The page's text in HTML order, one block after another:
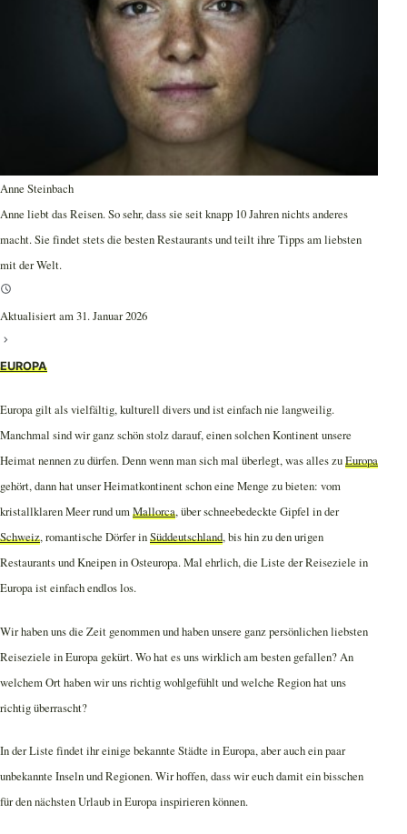
Anne Steinbach
Anne liebt das Reisen. So sehr, dass sie seit knapp 10 Jahren nichts anderes
macht. Sie findet stets die besten Restaurants und teilt ihre Tipps am liebsten
mit der Welt.
Aktualisiert am 31. Januar 2026
EUROPA
Europa gilt als vielfältig, kulturell divers und ist einfach nie langweilig.
Manchmal sind wir ganz schön stolz darauf, einen solchen Kontinent unsere
Heimat nennen zu dürfen. Denn wenn man sich mal überlegt, was alles zuEuropa
gehört, dann hat unser Heimatkontinent schon eine Menge zu bieten: vom
kristallklaren Meer rund umMallorca, über schneebedeckte Gipfel in der
Schweiz, romantische Dörfer inSüddeutschland, bis hin zu den urigen
Restaurants und Kneipen in Osteuropa. Mal ehrlich, die Liste der Reiseziele in
Europa ist einfach endlos los.
Wir haben uns die Zeit genommen und haben unsere ganz persönlichen liebsten
Reiseziele in Europa gekürt. Wo hat es uns wirklich am besten gefallen? An
welchem Ort haben wir uns richtig wohlgefühlt und welche Region hat uns
richtig überrascht?
In der Liste findet ihr einige bekannte Städte in Europa, aber auch ein paar
unbekannte Inseln und Regionen. Wir hoffen, dass wir euch damit ein bisschen
für den nächsten Urlaub in Europa inspirieren können.